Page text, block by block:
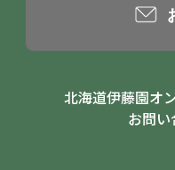
北海道伊藤園オ
お問